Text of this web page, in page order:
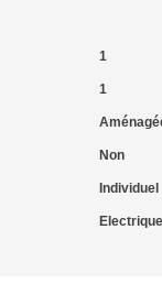
1
1
Non
Individuel
Electrique